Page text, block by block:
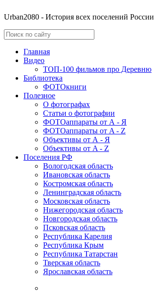
Urban2080 - История всех поселений России
Главная
Видео
ТОП-100 фильмов про Деревню
Библиотека
ФОТОкниги
Полезное
О фотографах
Статьи о фотографии
ФОТОаппараты от А - Я
ФОТОаппараты от A - Z
Объективы от А - Я
Объективы от A - Z
Поселения РФ
Вологодская область
Ивановская область
Костромская область
Ленинградская область
Московская область
Нижегородская область
Новгородская область
Псковская область
Республика Карелия
Республика Крым
Республика Татарстан
Тверская область
Ярославская область